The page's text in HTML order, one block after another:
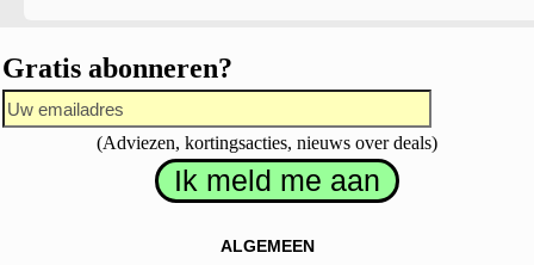
Gratis abonneren?
(Adviezen, kortingsacties, nieuws over deals)
ALGEMEEN